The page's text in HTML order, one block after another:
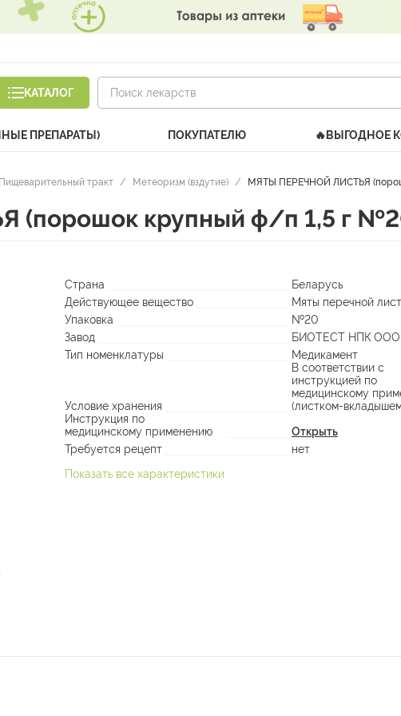
КАТАЛОГ
ПРЕПАРАТЫ) ПОКУПАТЕЛЮ 🔥ВЫГОДНОЕ
Пищеварительный тракт / Метеоризм (вздутие) / МЯТЫ ПЕРЕЧНОЙ ЛИСТЬЯ
крупный ф/п 1,5 г
Страна
Беларусь
Действующее вещество
Мяты перечной
Упаковка
№20
Завод
БИОТЕСТ НПК ООО
Тип номенклатуры
Медикамент
Условие хранения
В соответствии с
инструкцией по
медицинскому
(листком-
Инструкция по
медицинскому применению
Открыть
Требуется рецепт
нет
Показать все характеристики